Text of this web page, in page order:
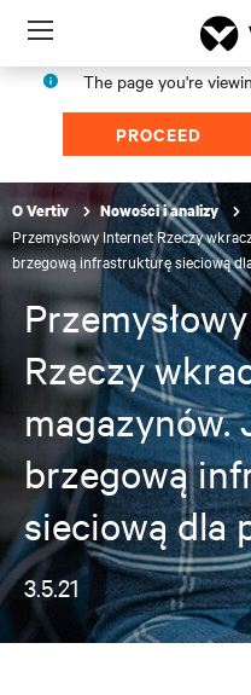
Menu
The page you're
PROCEED
O Vertiv Nowości i analizy
Przemysłowy Internet Rzeczy
brzegową infrastrukturę sieciową
Rzeczy
magazynów.
brzegową
sieciową dla
3.5.21